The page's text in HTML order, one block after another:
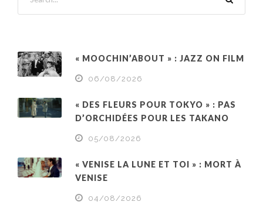
« MOOCHIN’ABOUT » : JAZZ ON FILM
06/08/2026
« DES FLEURS POUR TOKYO » : PAS
D’ORCHIDÉES POUR LES TAKANO
05/08/2026
« VENISE LA LUNE ET TOI » : MORT À
VENISE
04/08/2026